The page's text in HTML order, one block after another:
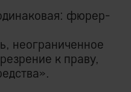
фюрер-
неограниченное
к праву,